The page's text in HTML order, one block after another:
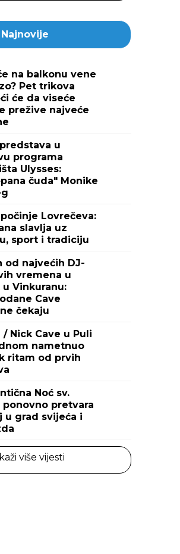
Najnovije
na balkonu vene
Pet trikova
će da viseće
prežive najveće
u
programa
Ulysses:
čuda" Monike
Lovrečeva:
slavlja uz
sport i tradiciju
od najvećih DJ-
vremena u
u Vinkuranu:
Cave
čekaju
/ Nick Cave u Puli
nametnuo
ritam od prvih
Noć sv.
ponovno pretvara
u grad svijeća i
više vijesti